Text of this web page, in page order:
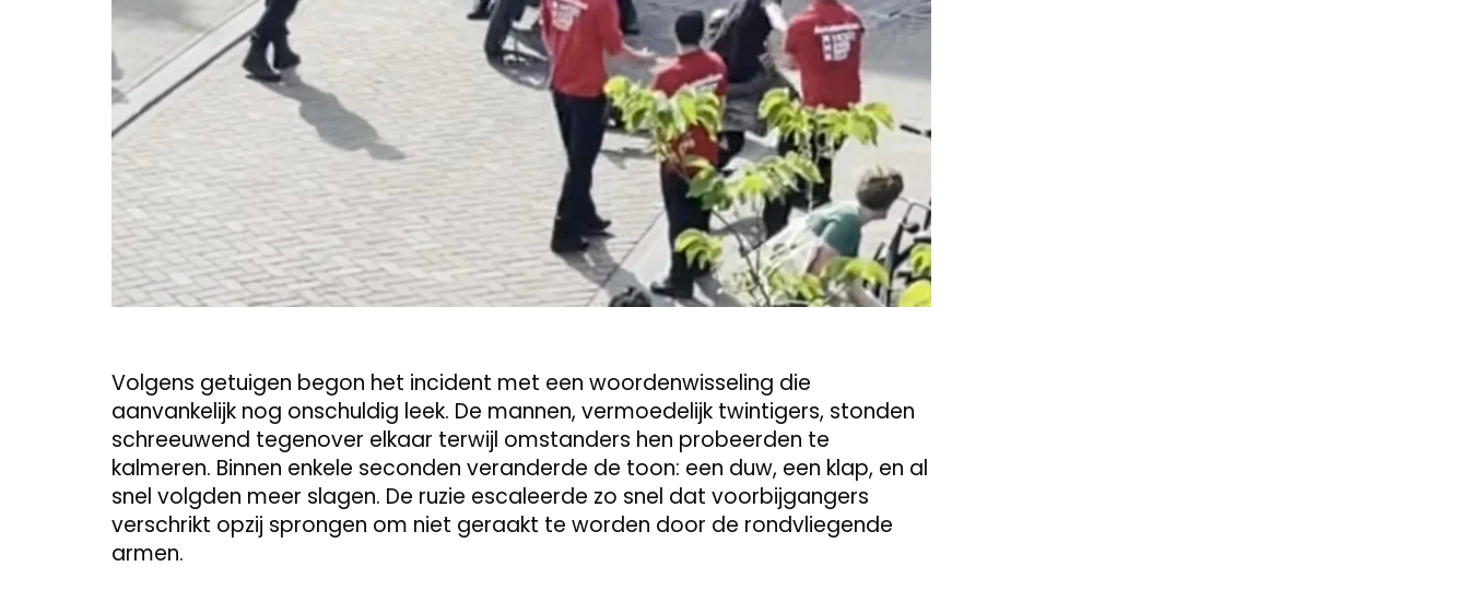
Volgens getuigen begon het incident met een woordenwisseling die
aanvankelijk nog onschuldig leek. De mannen, vermoedelijk twintigers, stonden
schreeuwend tegenover elkaar terwijl omstanders hen probeerden te
kalmeren. Binnen enkele seconden veranderde de toon: een duw, een klap, en al
snel volgden meer slagen. De ruzie escaleerde zo snel dat voorbijgangers
verschrikt opzij sprongen om niet geraakt te worden door de rondvliegende
armen.